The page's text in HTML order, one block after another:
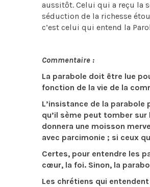
aussitôt. Celui qui a reçu la
séduction de la richesse
c’est celui qui entend la
Commentaire :
La parabole doit être lue
fonction de la vie de la
L’insistance de la
qu’il sème peut tomber
donnera une moisson
avec parcimonie ; si ceux
Certes, pour entendre les
cœur, la foi. Sinon, la
Les chrétiens qui